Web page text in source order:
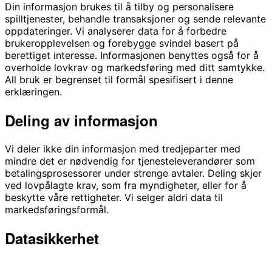
Din informasjon brukes til å tilby og personalisere
spilltjenester, behandle transaksjoner og sende relevante
oppdateringer. Vi analyserer data for å forbedre
brukeropplevelsen og forebygge svindel basert på
berettiget interesse. Informasjonen benyttes også for å
overholde lovkrav og markedsføring med ditt samtykke.
All bruk er begrenset til formål spesifisert i denne
erklæringen.
Deling av informasjon
Vi deler ikke din informasjon med tredjeparter med
mindre det er nødvendig for tjenesteleverandører som
betalingsprosessorer under strenge avtaler. Deling skjer
ved lovpålagte krav, som fra myndigheter, eller for å
beskytte våre rettigheter. Vi selger aldri data til
markedsføringsformål.
Datasikkerhet